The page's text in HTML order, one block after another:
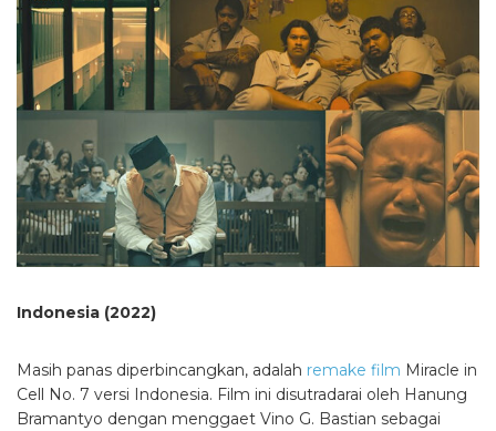
Indonesia (2022)
Masih panas diperbincangkan, adalah remake film Miracle in
Cell No. 7 versi Indonesia. Film ini disutradarai oleh Hanung
Bramantyo dengan menggaet Vino G. Bastian sebagai